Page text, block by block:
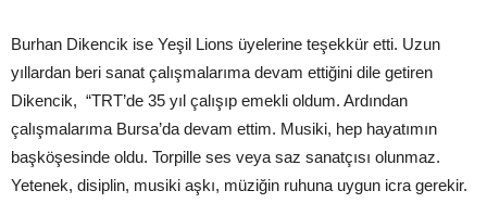
Burhan Dikencik ise Yeşil Lions üyelerine teşekkür etti. Uzun
yıllardan beri sanat çalışmalarıma devam ettiğini dile getiren
Dikencik, “TRT’de 35 yıl çalışıp emekli oldum. Ardından
çalışmalarıma Bursa’da devam ettim. Musiki, hep hayatımın
başköşesinde oldu. Torpille ses veya saz sanatçısı olunmaz.
Yetenek, disiplin, musiki aşkı, müziğin ruhuna uygun icra gerekir.